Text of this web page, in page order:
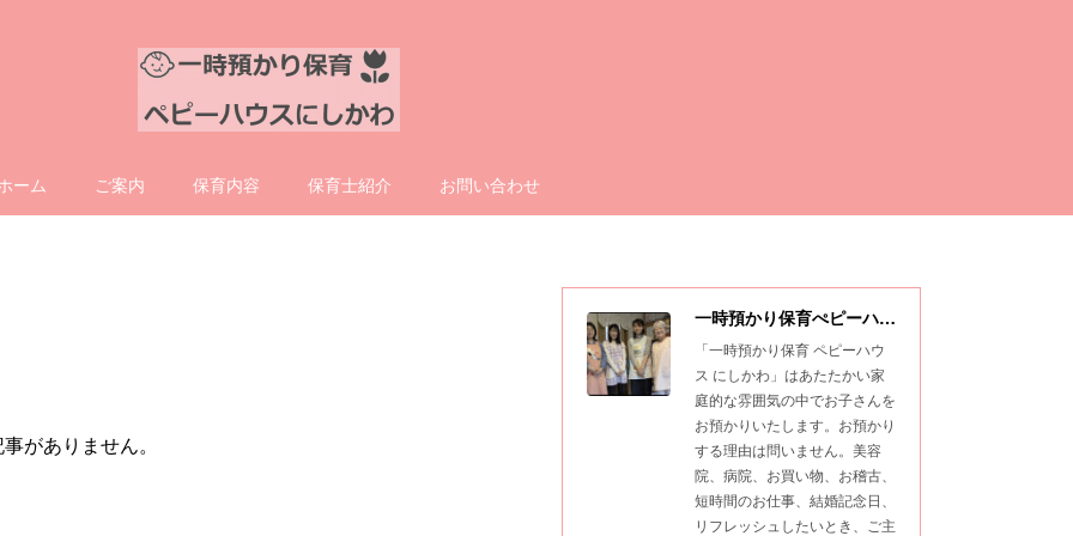
ーム ご案内 保育内容 保育士紹介 お問い合わせ
がありません。
一時預かり保育ぺピーハウスにしかわ
「一時預かり保育 ペピーハウ
ス にしかわ」はあたたかい家
庭的な雰囲気の中でお子さんを
お預かりいたします。お預かり
する理由は問いません。美容
院、病院、お買い物、お稽古、
短時間のお仕事、結婚記念日、
リフレッシュしたいとき、ご主